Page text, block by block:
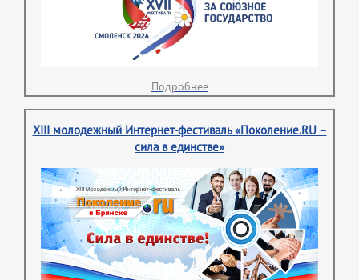
Подробнее
XIII молодежный Интернет-фестиваль «Поколение.RU –
сила в единстве»